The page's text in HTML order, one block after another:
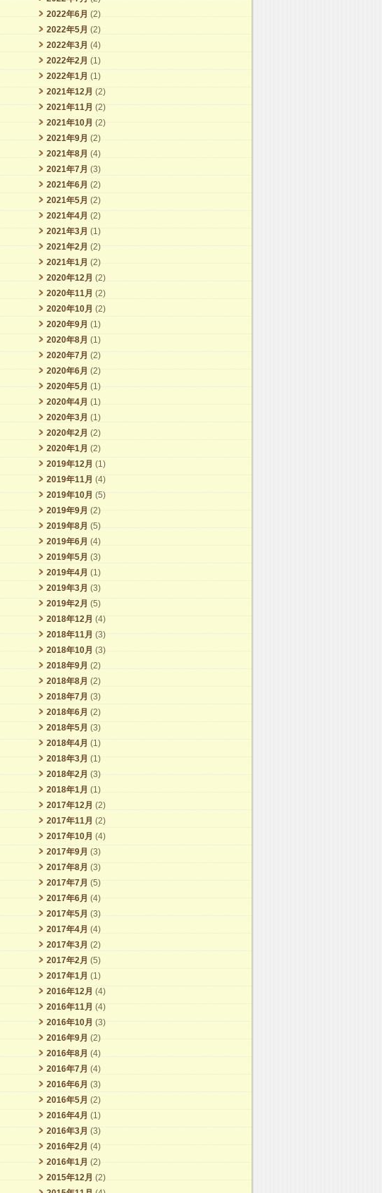
2022年6月 (2)
2022年5月 (2)
2022年3月 (4)
2022年2月 (1)
2022年1月 (1)
2021年12月 (2)
2021年11月 (2)
2021年10月 (2)
2021年9月 (2)
2021年8月 (4)
2021年7月 (3)
2021年6月 (2)
2021年5月 (2)
2021年4月 (2)
2021年3月 (1)
2021年2月 (2)
2021年1月 (2)
2020年12月 (2)
2020年11月 (2)
2020年10月 (2)
2020年9月 (1)
2020年8月 (1)
2020年7月 (2)
2020年6月 (2)
2020年5月 (1)
2020年4月 (1)
2020年3月 (1)
2020年2月 (2)
2020年1月 (2)
2019年12月 (1)
2019年11月 (4)
2019年10月 (5)
2019年9月 (2)
2019年8月 (5)
2019年6月 (4)
2019年5月 (3)
2019年4月 (1)
2019年3月 (3)
2019年2月 (5)
2018年12月 (4)
2018年11月 (3)
2018年10月 (3)
2018年9月 (2)
2018年8月 (2)
2018年7月 (3)
2018年6月 (2)
2018年5月 (3)
2018年4月 (1)
2018年3月 (1)
2018年2月 (3)
2018年1月 (1)
2017年12月 (2)
2017年11月 (2)
2017年10月 (4)
2017年9月 (3)
2017年8月 (3)
2017年7月 (5)
2017年6月 (4)
2017年5月 (3)
2017年4月 (4)
2017年3月 (2)
2017年2月 (5)
2017年1月 (1)
2016年12月 (4)
2016年11月 (4)
2016年10月 (3)
2016年9月 (2)
2016年8月 (4)
2016年7月 (4)
2016年6月 (3)
2016年5月 (2)
2016年4月 (1)
2016年3月 (3)
2016年2月 (4)
2016年1月 (2)
2015年12月 (2)